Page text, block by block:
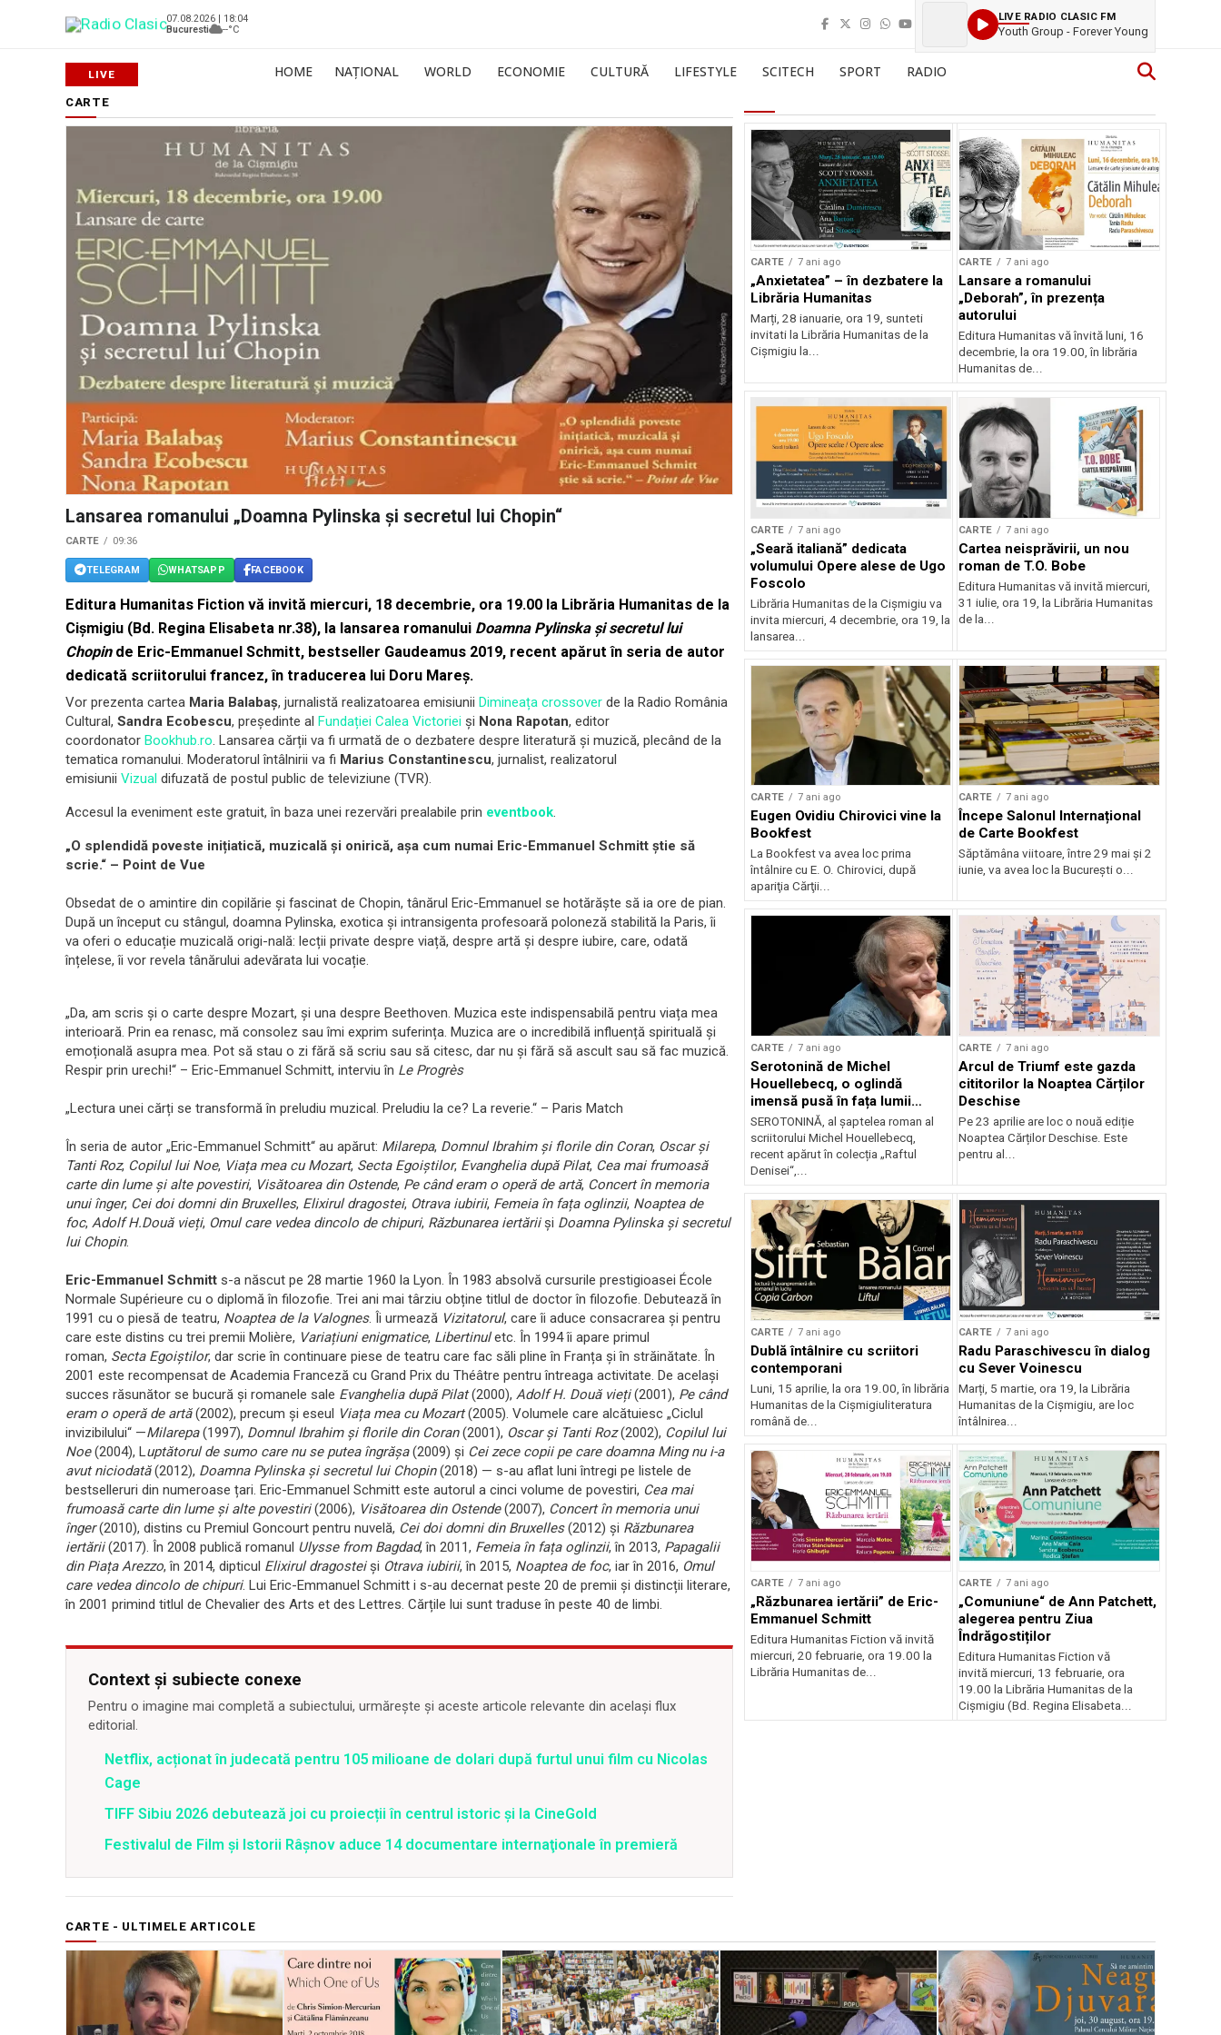
07.08.2026 | 18:04
Bucuresti
--°C
LIVE RADIO CLASIC FM
Youth Group - Forever Young
HOME NAȚIONAL WORLD ECONOMIE CULTURĂ LIFESTYLE SCITECH SPORT RADIO
CARTE
Lansarea romanului „Doamna Pylinska și secretul lui Chopin“
CARTE 09:36
TELEGRAM WHATSAPP FACEBOOK
Editura Humanitas Fiction vă invită miercuri, 18 decembrie, ora 19.00 la Librăria Humanitas de la
Cișmigiu (Bd. Regina Elisabeta nr.38), la lansarea romanului Doamna Pylinska și secretul lui
Chopinde Eric-Emmanuel Schmitt, bestseller Gaudeamus 2019, recent apărut în seria de autor
dedicată scriitorului francez, în traducerea lui Doru Mareș.
Vor prezenta cartea Maria Balabaș, jurnalistă realizatoarea emisiunii Dimineața crossover de la Radio România
Cultural, Sandra Ecobescu, președinte al Fundației Calea Victoriei și Nona Rapotan, editor
coordonator Bookhub.ro. Lansarea cărții va fi urmată de o dezbatere despre literatură și muzică, plecând de la
tematica romanului. Moderatorul întâlnirii va fi Marius Constantinescu, jurnalist, realizatorul
emisiunii Vizual difuzată de postul public de televiziune (TVR).
Accesul la eveniment este gratuit, în baza unei rezervări prealabile prin eventbook.
„O splendidă poveste inițiatică, muzicală și onirică, așa cum numai Eric-Emmanuel Schmitt știe să
scrie.“ – Point de Vue
Obsedat de o amintire din copilărie și fascinat de Chopin, tânărul Eric-Emmanuel se hotărăște să ia ore de pian.
După un început cu stângul, doamna Pylinska, exotica și intransigenta profesoară poloneză stabilită la Paris, îi
va oferi o educație muzicală origi-nală: lecții private despre viață, despre artă și despre iubire, care, odată
înțelese, îi vor revela tânărului adevărata lui vocație.
„Da, am scris și o carte despre Mozart, și una despre Beethoven. Muzica este indispensabilă pentru viața mea
interioară. Prin ea renasc, mă consolez sau îmi exprim suferința. Muzica are o incredibilă influență spirituală și
emoțională asupra mea. Pot să stau o zi fără să scriu sau să citesc, dar nu și fără să ascult sau să fac muzică.
Respir prin urechi!“ – Eric-Emmanuel Schmitt, interviu în Le Progrès
„Lectura unei cărți se transformă în preludiu muzical. Preludiu la ce? La reverie.“ – Paris Match
În seria de autor „Eric-Emmanuel Schmitt“ au apărut: Milarepa, Domnul Ibrahim și florile din Coran, Oscar și
Tanti Roz, Copilul lui Noe, Viața mea cu Mozart, Secta Egoiștilor, Evanghelia după Pilat, Cea mai frumoasă
carte din lume și alte povestiri, Visătoarea din Ostende, Pe când eram o operă de artă, Concert în memoria
unui înger, Cei doi domni din Bruxelles, Elixirul dragostei, Otrava iubirii, Femeia în fața oglinzii, Noaptea de
foc, Adolf H.Două vieți, Omul care vedea dincolo de chipuri, Răzbunarea iertăriiși Doamna Pylinska și secretul
lui Chopin.
Eric-Emmanuel Schmitt s-a născut pe 28 martie 1960 la Lyon. În 1983 absolvă cursurile prestigioasei École
Normale Supérieure cu o diplomă în filozofie. Trei ani mai târziu obține titlul de doctor în filozofie. Debutează în
1991 cu o piesă de teatru, Noaptea de la Valognes. Îi urmează Vizitatorul, care îi aduce consacrarea și pentru
care este distins cu trei premii Molière, Variațiuni enigmatice, Libertinuletc. În 1994 îi apare primul
roman, Secta Egoiștilor, dar scrie în continuare piese de teatru care fac săli pline în Franța și în străinătate. În
2001 este recompensat de Academia Franceză cu Grand Prix du Théâtre pentru întreaga activitate. De același
succes răsunător se bucură și romanele sale Evanghelia după Pilat(2000), Adolf H. Două vieți(2001), Pe când
eram o operă de artă(2002), precum și eseul Viața mea cu Mozart(2005). Volumele care alcătuiesc „Ciclul
invizibilului“ —Milarepa(1997), Domnul Ibrahim și florile din Coran(2001), Oscar și Tanti Roz(2002), Copilul lui
Noe(2004), Luptătorul de sumo care nu se putea îngrășa(2009) și Cei zece copii pe care doamna Ming nu i-a
avut niciodată(2012), Doamna Pylinska și secretul lui Chopin(2018) — s-au aflat luni întregi pe listele de
bestselleruri din numeroase țari. Eric-Emmanuel Schmitt este autorul a cinci volume de povestiri, Cea mai
frumoasă carte din lume și alte povestiri(2006), Visătoarea din Ostende(2007), Concert în memoria unui
înger(2010), distins cu Premiul Goncourt pentru nuvelă, Cei doi domni din Bruxelles(2012) și Răzbunarea
iertării(2017). În 2008 publică romanul Ulysse from Bagdad, în 2011, Femeia în fața oglinzii, în 2013, Papagalii
din Piața Arezzo, în 2014, dipticul Elixirul dragostei și Otrava iubirii, în 2015, Noaptea de foc, iar în 2016, Omul
care vedea dincolo de chipuri. Lui Eric-Emmanuel Schmitt i s-au decernat peste 20 de premii și distincții literare,
în 2001 primind titlul de Chevalier des Arts et des Lettres. Cărțile lui sunt traduse în peste 40 de limbi.
Context și subiecte conexe
Pentru o imagine mai completă a subiectului, urmărește și aceste articole relevante din același flux
editorial.
Netflix, acționat în judecată pentru 105 milioane de dolari după furtul unui film cu Nicolas
Cage
TIFF Sibiu 2026 debutează joi cu proiecții în centrul istoric și la CineGold
Festivalul de Film şi Istorii Râşnov aduce 14 documentare internaţionale în premieră
CARTE 7 ani ago
„Anxietatea” – în dezbatere la
Librăria Humanitas
Marți, 28 ianuarie, ora 19, sunteti
invitati la Librăria Humanitas de la
Cișmigiu la...
CARTE 7 ani ago
Lansare a romanului
„Deborah”, în prezența
autorului
Editura Humanitas vă învită luni, 16
decembrie, la ora 19.00, în librăria
Humanitas de...
CARTE 7 ani ago
„Seară italiană” dedicata
volumului Opere alese de Ugo
Foscolo
Librăria Humanitas de la Cișmigiu va
invita miercuri, 4 decembrie, ora 19, la
lansarea...
CARTE 7 ani ago
Cartea neisprăvirii, un nou
roman de T.O. Bobe
Editura Humanitas vă invită miercuri,
31 iulie, ora 19, la Librăria Humanitas
de la...
CARTE 7 ani ago
Eugen Ovidiu Chirovici vine la
Bookfest
La Bookfest va avea loc prima
întâlnire cu E. O. Chirovici, după
apariţia Cărţii...
CARTE 7 ani ago
Începe Salonul Internațional
de Carte Bookfest
Săptămâna viitoare, între 29 mai și 2
iunie, va avea loc la București o...
CARTE 7 ani ago
Serotonină de Michel
Houellebecq, o oglindă
imensă pusă în fața lumii
contemporane, din 15 mai în
librării
SEROTONINĂ, al șaptelea roman al
scriitorului Michel Houellebecq,
recent apărut în colecția „Raftul
Denisei“,...
CARTE 7 ani ago
Arcul de Triumf este gazda
cititorilor la Noaptea Cărților
Deschise
Pe 23 aprilie are loc o nouă ediție
Noaptea Cărților Deschise. Este
pentru al...
CARTE 7 ani ago
Dublă întâlnire cu scriitori
contemporani
Luni, 15 aprilie, la ora 19.00, în librăria
Humanitas de la Cișmigiuliteratura
română de...
CARTE 7 ani ago
Radu Paraschivescu în dialog
cu Sever Voinescu
Marți, 5 martie, ora 19, la Librăria
Humanitas de la Cișmigiu, are loc
întâlnirea...
CARTE 7 ani ago
„Răzbunarea iertării” de Eric-
Emmanuel Schmitt
Editura Humanitas Fiction vă invită
miercuri, 20 februarie, ora 19.00 la
Librăria Humanitas de...
CARTE 7 ani ago
„Comuniune“ de Ann Patchett,
alegerea pentru Ziua
Îndrăgostiților
Editura Humanitas Fiction vă
invită miercuri, 13 februarie, ora
19.00 la Librăria Humanitas de la
Cișmigiu (Bd. Regina Elisabeta...
CARTE - ULTIMELE ARTICOLE